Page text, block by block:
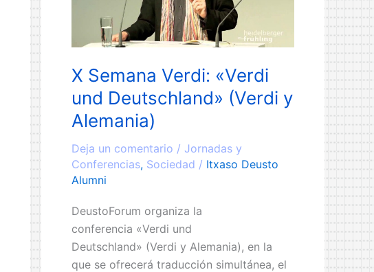
sobre
la
mediación,
nueva
forma
X Semana Verdi: «Verdi
und Deutschland» (Verdi y
Alemania)
Deja un comentario / Jornadas y
Conferencias, Sociedad / Itxaso Deusto
Alumni
DeustoForum organiza la
conferencia «Verdi und
Deutschland» (Verdi y Alemania), en la
que se ofrecerá traducción simultánea, el